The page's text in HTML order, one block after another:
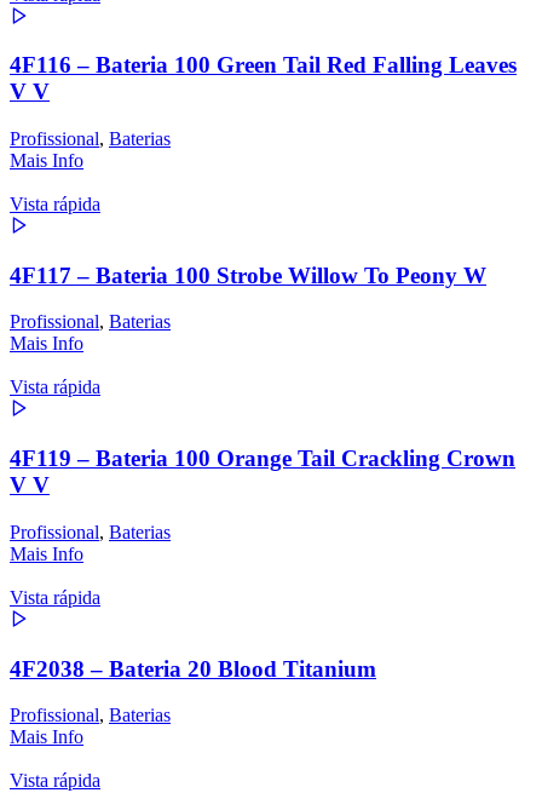
4F116 – Bateria 100 Green Tail Red Falling Leaves
V V
Profissional, Baterias
Mais Info
Vista rápida
4F117 – Bateria 100 Strobe Willow To Peony W
Profissional, Baterias
Mais Info
Vista rápida
4F119 – Bateria 100 Orange Tail Crackling Crown
V V
Profissional, Baterias
Mais Info
Vista rápida
4F2038 – Bateria 20 Blood Titanium
Profissional, Baterias
Mais Info
Vista rápida